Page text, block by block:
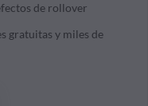
de rollover
gratuitas y miles de